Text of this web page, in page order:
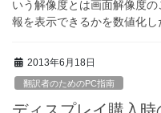
いう解像度とは画面解像度
報を表示できるかを数値化
2013年6月18日
翻訳者のためのPC指南